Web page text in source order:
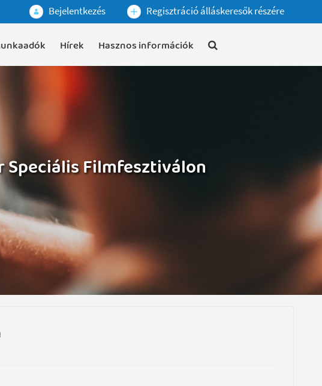
Bejelentkezés Regisztráció álláskeresők részére
Hírek Hasznos információk
Speciális Filmfesztiválon